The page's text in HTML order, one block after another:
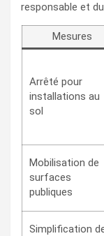
responsable et
Mesures
Arrêté pour
installations au
sol
Mobilisation de
surfaces
publiques
Simplification